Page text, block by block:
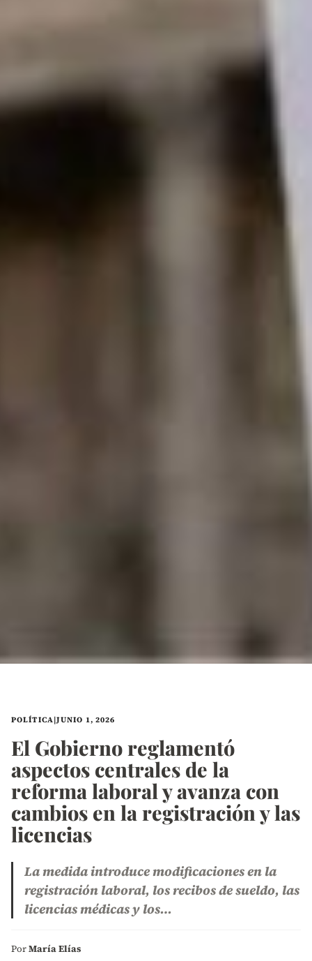
POLÍTICA|JUNIO 1, 2026
El Gobierno reglamentó
aspectos centrales de la
reforma laboral y avanza con
cambios en la registración y las
licencias
La medida introduce modificaciones en la
registración laboral, los recibos de sueldo, las
licencias médicas y los…
PorMaría Elías